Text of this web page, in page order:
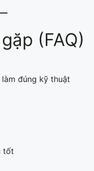
(FAQ)
đúng kỹ thuật
tốt